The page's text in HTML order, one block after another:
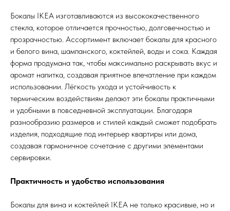
Бокалы IKEA изготавливаются из высококачественного
стекла, которое отличается прочностью, долговечностью и
прозрачностью. Ассортимент включает бокалы для красного
и белого вина, шампанского, коктейлей, воды и сока. Каждая
форма продумана так, чтобы максимально раскрывать вкус и
аромат напитка, создавая приятное впечатление при каждом
использовании. Лёгкость ухода и устойчивость к
термическим воздействиям делают эти бокалы практичными
и удобными в повседневной эксплуатации. Благодаря
разнообразию размеров и стилей каждый сможет подобрать
изделия, подходящие под интерьер квартиры или дома,
создавая гармоничное сочетание с другими элементами
сервировки.
Практичность и удобство использования
Бокалы для вина и коктейлей IKEA не только красивые, но и